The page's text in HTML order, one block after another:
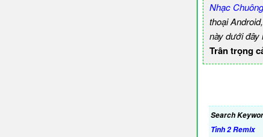
Nhạc
thoại
này dưới đây
Trân trọng
Search
Tình 2 Remix